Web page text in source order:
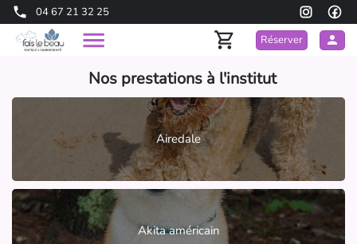
04 67 21 32 25
Réserver
Nos prestations à l'institut
Airedale
Akita américain